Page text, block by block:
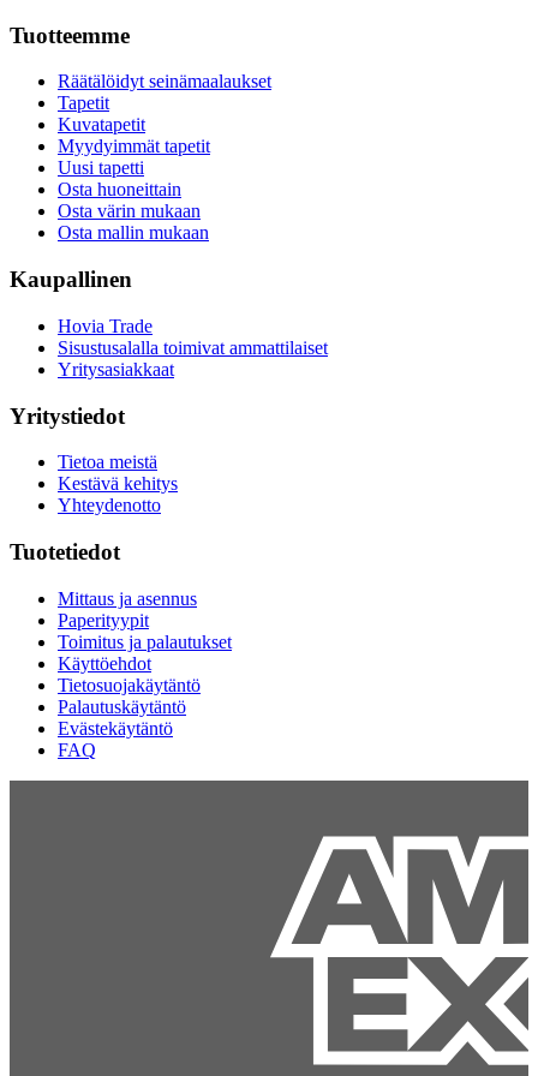
Tuotteemme
Räätälöidyt seinämaalaukset
Tapetit
Kuvatapetit
Myydyimmät tapetit
Uusi tapetti
Osta huoneittain
Osta värin mukaan
Osta mallin mukaan
Kaupallinen
Hovia Trade
Sisustusalalla toimivat ammattilaiset
Yritysasiakkaat
Yritystiedot
Tietoa meistä
Kestävä kehitys
Yhteydenotto
Tuotetiedot
Mittaus ja asennus
Paperityypit
Toimitus ja palautukset
Käyttöehdot
Tietosuojakäytäntö
Palautuskäytäntö
Evästekäytäntö
FAQ